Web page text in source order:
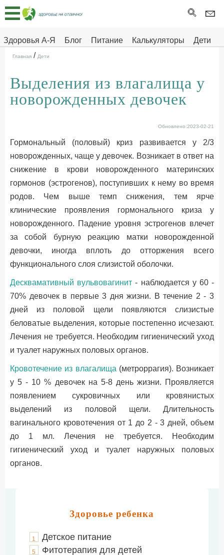
Здоровья А-Я Блог Питание Калькуляторы
Дети
Главная
Тесты
Про
ДЕТЯМ
Главная / Дети
Выделения из влагалища у
новорожденных девочек
Обновлено:2023-02-21
Гормональный (половый) криз развивается у 2/3
новорожденных, чаще у девочек. Возникает в ответ на
снижение в крови новорожденного материнских
гормонов (эстрогенов), поступивших к нему во время
родов. Чем выше темп снижения, тем ярче
клинические проявления гормонального криза у
новорожденного. Падение уровня эстрогенов влечет
за собой бурную реакцию матки новорожденной
девочки, иногда вплоть до отторжения всего
функционального слоя слизистой оболочки.
Десквамативный вульвовагинит - наблюдается у 60 -
70% девочек в первые 3 дня жизни. В течение 2 - 3
дней из половой щели появляются слизистые
беловатые выделения, которые постепенно исчезают.
Лечения не требуется. Необходим гигиенический уход
и туалет наружных половых органов.
Кровотечение из влагалища (метроррагия). Возникает
у 5 - 10 % девочек на 5-8 день жизни. Проявляется
появлением сукровичных или кровянистых
выделений из половой щели. Длительность
вагинального кровотечения от 1 до 2 - 3 дней, объем
до 1 мл. Лечения не требуется. Необходим
гигиенический уход и туалет наружных половых
органов.
Здоровье ребенка
1 Детское питание
5 Фитотерапия для детей